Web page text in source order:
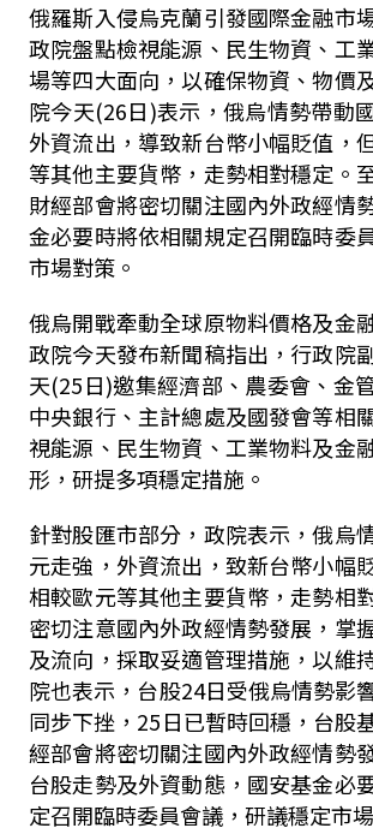
俄羅斯入侵烏克蘭引發國際金融市
政院盤點檢視能源、民生物資、工
場等四大面向，以確保物資、物價
院今天(26日)表示，俄烏情勢帶動
外資流出，導致新台幣小幅貶值，
等其他主要貨幣，走勢相對穩定。
財經部會將密切關注國內外政經情
金必要時將依相關規定召開臨時委
市場對策。
俄烏開戰牽動全球原物料價格及金
政院今天發布新聞稿指出，行政院
天(25日)邀集經濟部、農委會、金
中央銀行、主計總處及國發會等相
視能源、民生物資、工業物料及金
形，研提多項穩定措施。
針對股匯市部分，政院表示，俄烏
元走強，外資流出，致新台幣小幅
相較歐元等其他主要貨幣，走勢相
密切注意國內外政經情勢發展，掌
及流向，採取妥適管理措施，以維
院也表示，台股24日受俄烏情勢影
同步下挫，25日已暫時回穩，台股
經部會將密切關注國內外政經情勢
台股走勢及外資動態，國安基金必
定召開臨時委員會議，研議穩定市